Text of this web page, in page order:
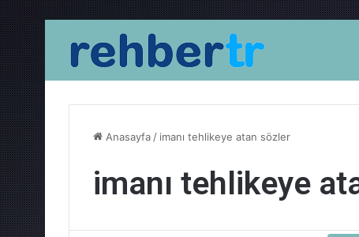
Anasayfa / imanı tehlikeye atan sözler
imanı tehlikeye